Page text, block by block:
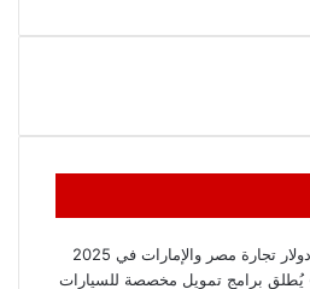
يُطلق برامج تمويل مخصصة للسيارات